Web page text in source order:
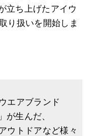
立ち上げたアイウ
り扱いを開始しま
エアブランド
が生んだ、
ウトドアなど様々